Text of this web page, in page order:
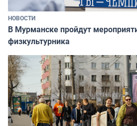
НОВОСТИ
В Мурманске пройдут
физкультурника